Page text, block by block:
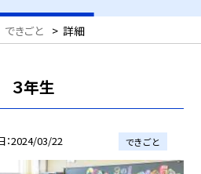
できごと > 詳細
３年生
2024/03/22 できごと